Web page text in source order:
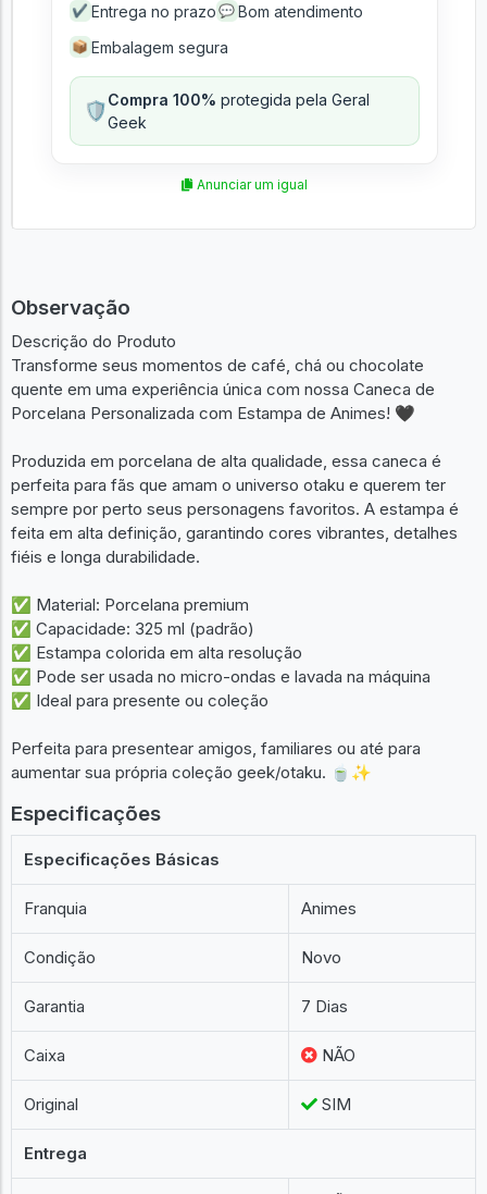
✔ Entrega no prazo 💬 Bom atendimento
📦 Embalagem segura
🛡️Compra 100% protegida pela Geral
Geek
Anunciar um igual
Observação
Descrição do Produto
Transforme seus momentos de café, chá ou chocolate
quente em uma experiência única com nossa Caneca de
Porcelana Personalizada com Estampa de Animes! 🖤
Produzida em porcelana de alta qualidade, essa caneca é
perfeita para fãs que amam o universo otaku e querem ter
sempre por perto seus personagens favoritos. A estampa é
feita em alta definição, garantindo cores vibrantes, detalhes
fiéis e longa durabilidade.
✅ Material: Porcelana premium
✅ Capacidade: 325 ml (padrão)
✅ Estampa colorida em alta resolução
✅ Pode ser usada no micro-ondas e lavada na máquina
✅ Ideal para presente ou coleção
Perfeita para presentear amigos, familiares ou até para
aumentar sua própria coleção geek/otaku. 🍵✨
Especificações
Especificações Básicas
Franquia Animes
Condição Novo
Garantia 7 Dias
Caixa NÃO
Original SIM
Entrega